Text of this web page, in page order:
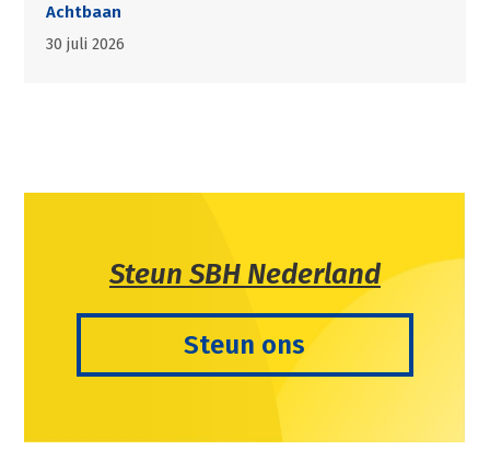
Achtbaan
30 juli 2026
Steun SBH Nederland
Steun ons